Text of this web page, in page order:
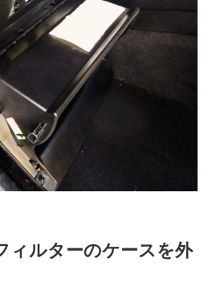
ィルターのケースを外